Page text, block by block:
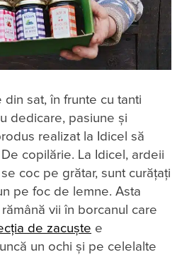
sat, în frunte cu tanti
dedicare, pasiune și
realizat la Idicel să
copilărie. La Idicel, ardeii
coc pe grătar, sunt curățați
pe foc de lemne. Asta
vii în borcanul care
de zacuște e
un ochi și pe celelalte